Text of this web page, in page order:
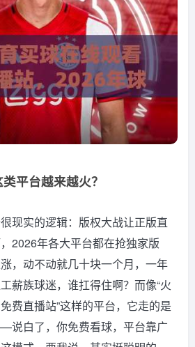
平台越来越火？
现实的逻辑：版权大战让正版直
2026年各大平台都在抢独家版
，动不动就几十块一个月，一年
薪族球迷，谁扛得住啊？而像“火
费直播站”这样的平台，它走的是
说白了，你免费看球，平台靠广